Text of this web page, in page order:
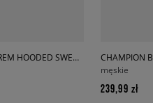
CHAMPION BLUZA Z KAPTUREM HOODED SWEATSHIRT
męskie
239,99 zł